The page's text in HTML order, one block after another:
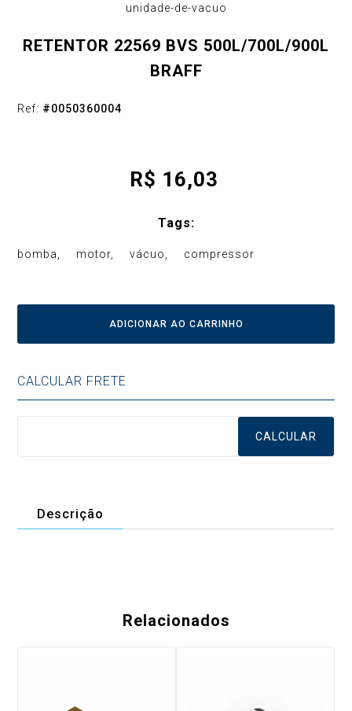
unidade-de-vacuo
RETENTOR 22569 BVS 500L/700L/900L
BRAFF
Ref: #0050360004
R$ 16,03
Tags:
bomba motor vácuo compressor
ADICIONAR AO CARRINHO
CALCULAR FRETE
CALCULAR
Descrição
Relacionados